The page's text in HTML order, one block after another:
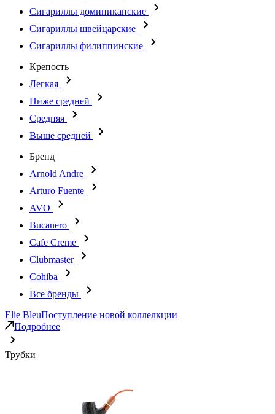
Сигариллы доминиканские
Сигариллы швейцарские
Сигариллы филиппинские
Крепость
Легкая
Ниже средней
Средняя
Выше средней
Бренд
Arnold Andre
Arturo Fuente
AVO
Bucanero
Cafe Creme
Clubmaster
Cohiba
Все бренды
Elie BleuПоступление новой коллелкции
Подробнее
Трубки